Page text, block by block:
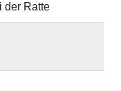
der Ratte